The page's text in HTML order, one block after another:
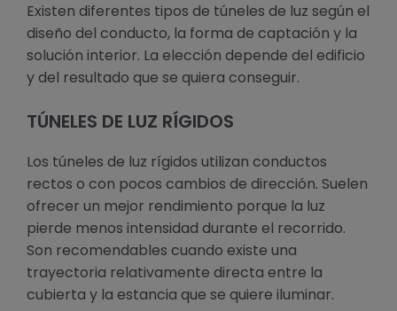
Existen diferentes tipos de túneles de luz según el
diseño del conducto, la forma de captación y la
solución interior. La elección depende del edificio
y del resultado que se quiera conseguir.
TÚNELES DE LUZ RÍGIDOS
Los túneles de luz rígidos utilizan conductos
rectos o con pocos cambios de dirección. Suelen
ofrecer un mejor rendimiento porque la luz
pierde menos intensidad durante el recorrido.
Son recomendables cuando existe una
trayectoria relativamente directa entre la
cubierta y la estancia que se quiere iluminar.